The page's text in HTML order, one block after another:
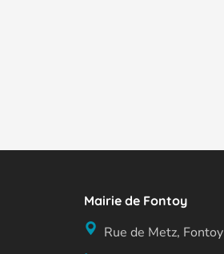
Mairie de Fontoy
Rue de Metz, Fontoy